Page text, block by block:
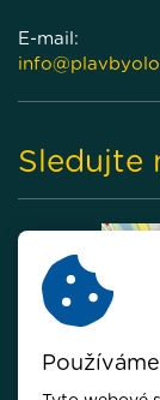
E-mail:
Sledujte